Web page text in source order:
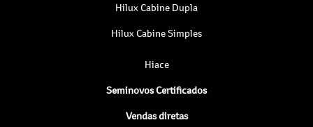
Hilux Cabine Dupla
Hilux Cabine Simples
Hiace
Seminovos Certificados
Vendas diretas